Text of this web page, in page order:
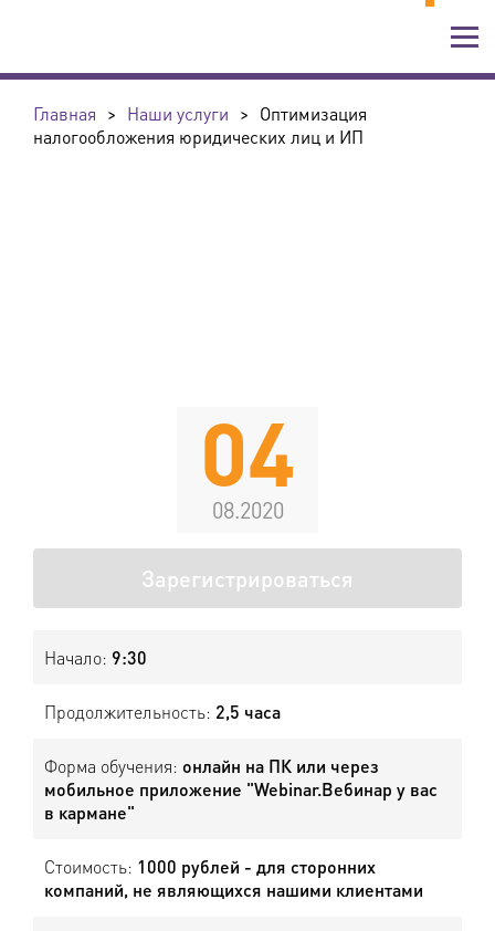
Главная > Наши услуги > Оптимизация
налогообложения юридических лиц и ИП
04
08.2020
Зарегистрироваться
Начало: 9:30
Продолжительность: 2,5 часа
Форма обучения: онлайн на ПК или через
мобильное приложение "Webinar.Вебинар у вас
в кармане"
Стоимость: 1000 рублей - для сторонних
компаний, не являющихся нашими клиентами